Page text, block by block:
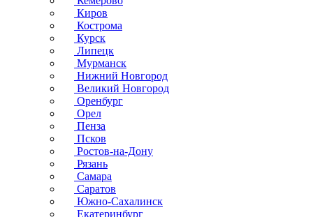
Киров
Кострома
Курск
Липецк
Мурманск
Нижний Новгород
Великий Новгород
Оренбург
Орел
Пенза
Псков
Ростов-на-Дону
Рязань
Самара
Саратов
Южно-Сахалинск
Екатеринбург